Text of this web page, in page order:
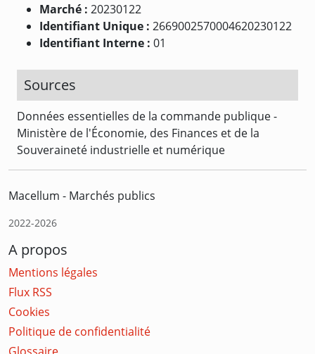
Marché : 20230122
Identifiant Unique : 2669002570004620230122
Identifiant Interne : 01
Sources
Données essentielles de la commande publique -
Ministère de l'Économie, des Finances et de la
Souveraineté industrielle et numérique
Macellum - Marchés publics
2022-2026
A propos
Mentions légales
Flux RSS
Cookies
Politique de confidentialité